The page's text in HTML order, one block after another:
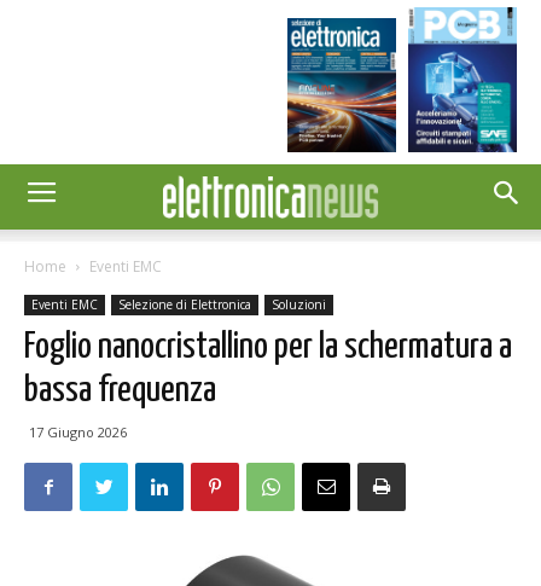
Home Eventi EMC
Eventi EMC Selezione di Elettronica Soluzioni
Foglio nanocristallino per la schermatura a
bassa frequenza
17 Giugno 2026